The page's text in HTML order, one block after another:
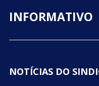
INFORMATIVO
NOTÍCIAS DO